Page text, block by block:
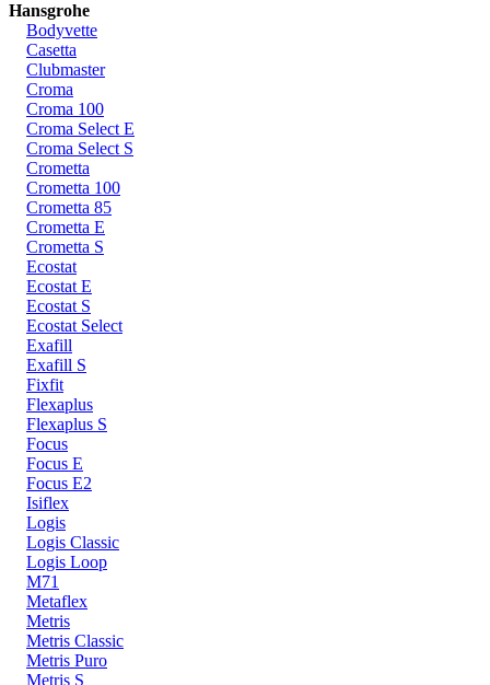
Hansgrohe
Bodyvette
Casetta
Clubmaster
Croma
Croma 100
Croma Select E
Croma Select S
Crometta
Crometta 100
Crometta 85
Crometta E
Crometta S
Ecostat
Ecostat E
Ecostat S
Ecostat Select
Exafill
Exafill S
Fixfit
Flexaplus
Flexaplus S
Focus
Focus E
Focus E2
Isiflex
Logis
Logis Classic
Logis Loop
M71
Metaflex
Metris
Metris Classic
Metris Puro
Metris S